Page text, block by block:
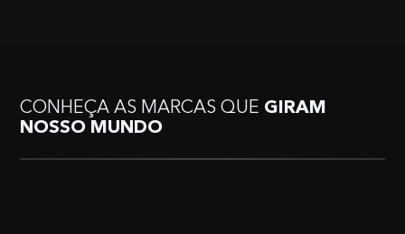
CONHEÇA AS MARCAS QUE GIRAM
NOSSO MUNDO